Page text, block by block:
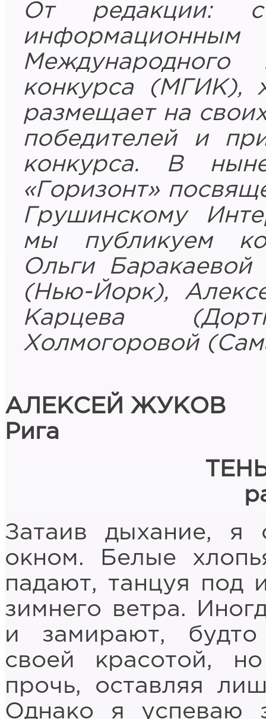
От редакции:
Международного
конкурса (МГИК),
размещает на
победителей и
конкурса. В
«Горизонт»
Грушинскому
мы публикуем
Ольги
(Нью-Йорк),
Карцева
Холмогоровой
АЛЕКСЕЙ ЖУКОВ
Рига
Затаив дыхание, я
окном. Белые
падают, танцуя под
зимнего ветра.
и замирают, будто
своей красотой,
прочь, оставляя
Однако я успеваю